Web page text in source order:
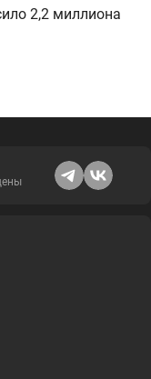
2,2 миллиона